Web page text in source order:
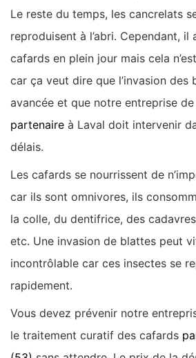
Le reste du temps, les cancrelats
reproduisent à l’abri. Cependant,
cafards en plein jour mais cela
car ça veut dire que l’invasion des
avancée et que notre entreprise
partenaire à Laval doit intervenir
délais.
Les cafards se nourrissent de
car ils sont omnivores, ils
la colle, du dentifrice, des cadavres
etc. Une invasion de blattes peut
incontrôlable car ces insectes se
rapidement.
Vous devez prévenir notre
le traitement curatif des cafards